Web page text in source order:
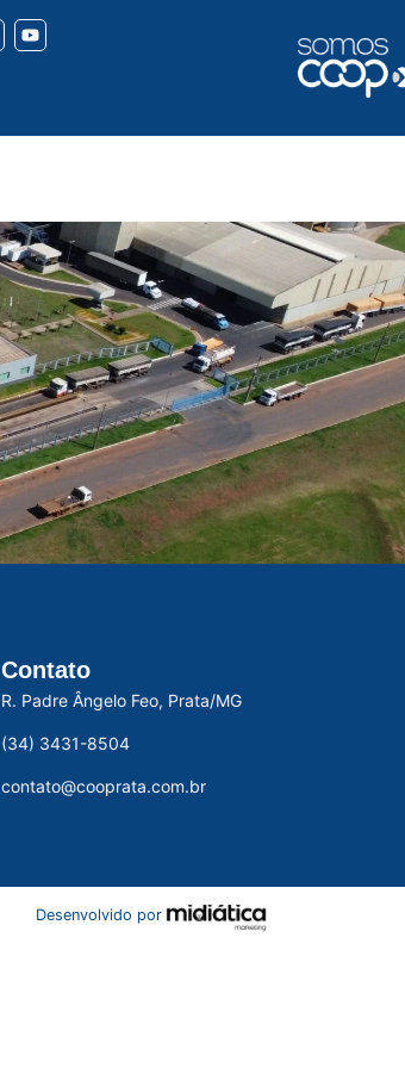
Contato
R. Padre Ângelo Feo, Prata/MG
(34) 3431-8504
contato@cooprata.com.br
Desenvolvido por